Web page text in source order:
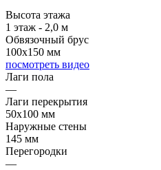
Высота этажа
1 этаж - 2,0 м
Обвязочный брус
100х150 мм
посмотреть видео
Лаги пола
—
Лаги перекрытия
50х100 мм
Наружные стены
145 мм
Перегородки
—